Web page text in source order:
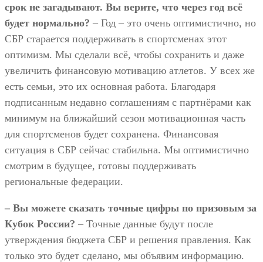
срок не загадывают. Вы верите, что через год всё
будет нормально? – Год – это очень оптимистично, но
СБР старается поддерживать в спортсменах этот
оптимизм. Мы сделали всё, чтобы сохранить и даже
увеличить финансовую мотивацию атлетов. У всех же
есть семьи, это их основная работа. Благодаря
подписанным недавно соглашениям с партнёрами как
минимум на ближайший сезон мотивационная часть
для спортсменов будет сохранена. Финансовая
ситуация в СБР сейчас стабильна. Мы оптимистично
смотрим в будущее, готовы поддерживать
региональные федерации.
– Вы можете сказать точные цифры по призовым за
Кубок России? – Точные данные будут после
утверждения бюджета СБР и решения правления. Как
только это будет сделано, мы объявим информацию.